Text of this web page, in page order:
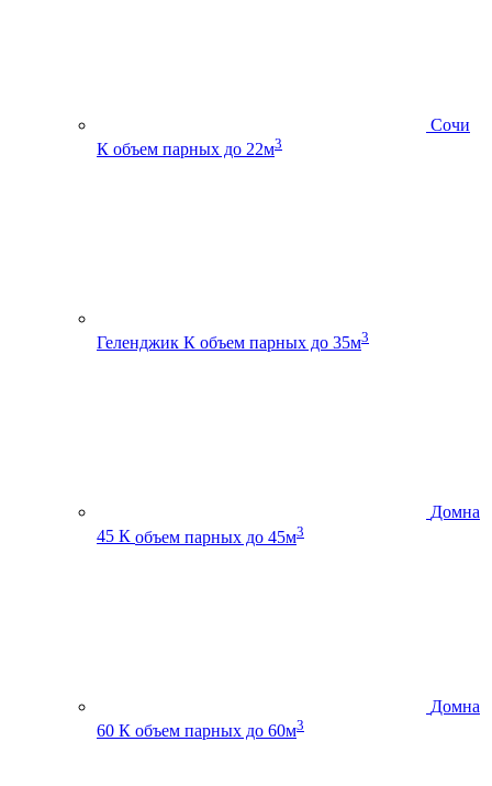
Сочи
К объем парных до 22м3
Геленджик К объем парных до 35м3
Домна
45 К объем парных до 45м3
Домна
60 К объем парных до 60м3